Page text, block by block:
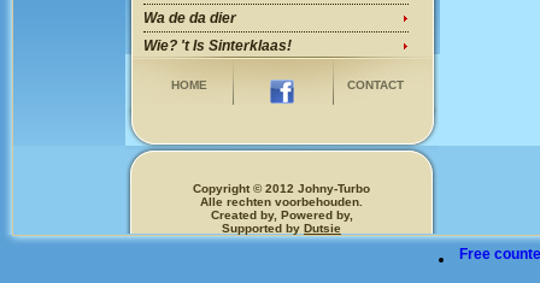
Wa de da dier
Wie? 't Is Sinterklaas!
HOME CONTACT
Copyright © 2012 Johny-Turbo
Alle rechten voorbehouden.
Created by, Powered by,
Supported by Dutsie